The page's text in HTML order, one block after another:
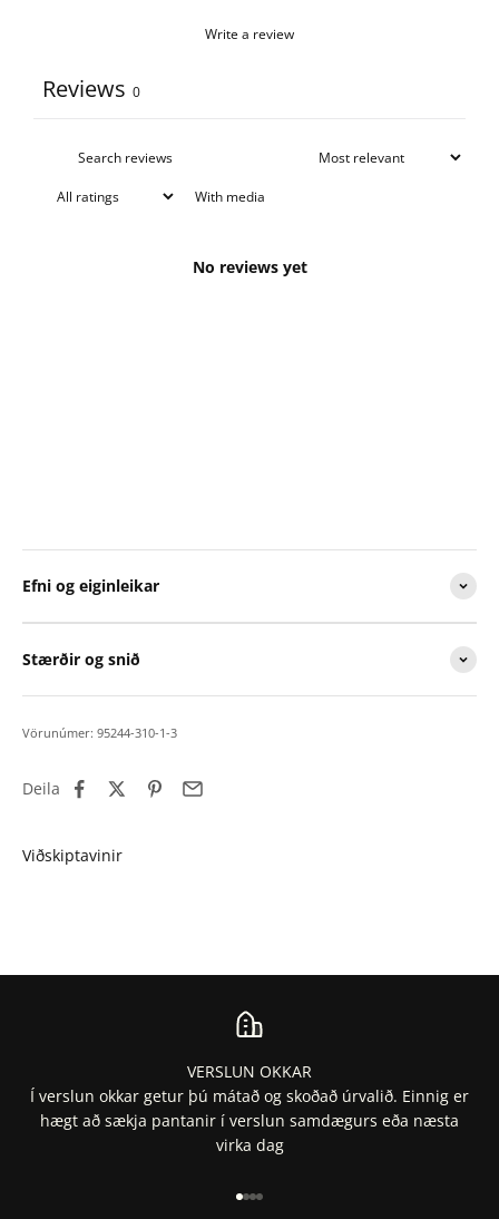
Write a review
Reviews 0
With media
No reviews yet
Efni og eiginleikar
Stærðir og snið
Vörunúmer: 95244-310-1-3
Deila
VERSLUN OKKAR
Í verslun okkar getur þú mátað og skoðað úrvalið. Einnig er
hægt að sækja pantanir í verslun samdægurs eða næsta
virka dag
Fara í 1
Fara í 2
Fara í 3
Fara í 4